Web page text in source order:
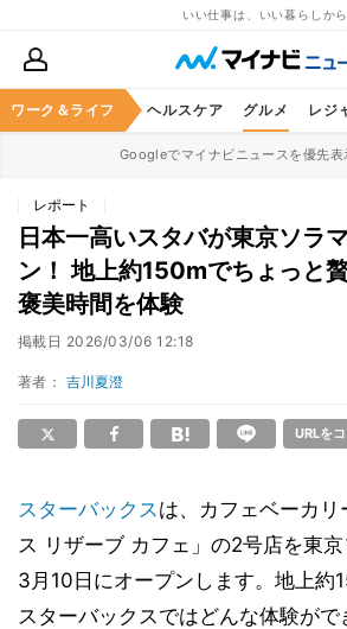
いい仕事は、いい暮らしから
ワーク＆ライフ
マネー 暮らし ヘルスケア グルメ レジ
Googleでマイナビニュースを優先表
レポート
日本一高いスタバが東京ソラ
ン！ 地上約150mでちょっと
褒美時間を体験
掲載日 2026/03/06 12:18
著者： 吉川夏澄
URLを
スターバックスは、カフェベーカリ
ス リザーブ カフェ」の2号店を東
3月10日にオープンします。地上約
スターバックスではどんな体験が